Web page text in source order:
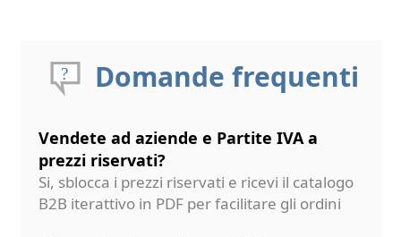
Domande frequenti
Vendete ad aziende e Partite IVA a
prezzi riservati?
Si, sblocca i prezzi riservati e ricevi il catalogo
B2B iterattivo in PDF per facilitare gli ordini